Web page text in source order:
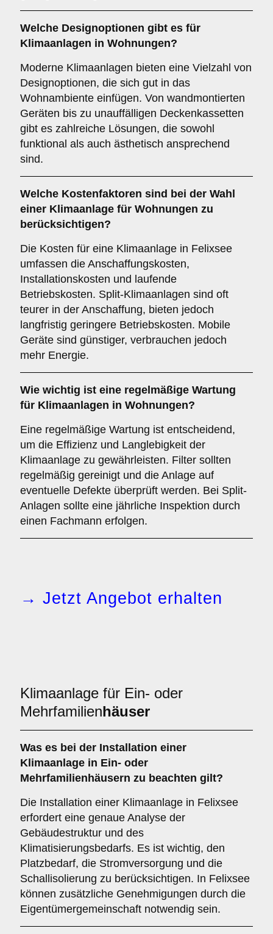
Welche Designoptionen gibt es für
Klimaanlagen in Wohnungen?
Moderne Klimaanlagen bieten eine Vielzahl von
Designoptionen, die sich gut in das
Wohnambiente einfügen. Von wandmontierten
Geräten bis zu unauffälligen Deckenkassetten
gibt es zahlreiche Lösungen, die sowohl
funktional als auch ästhetisch ansprechend
sind.
Welche Kostenfaktoren sind bei der Wahl
einer Klimaanlage für Wohnungen zu
berücksichtigen?
Die Kosten für eine Klimaanlage in Felixsee
umfassen die Anschaffungskosten,
Installationskosten und laufende
Betriebskosten. Split-Klimaanlagen sind oft
teurer in der Anschaffung, bieten jedoch
langfristig geringere Betriebskosten. Mobile
Geräte sind günstiger, verbrauchen jedoch
mehr Energie.
Wie wichtig ist eine regelmäßige Wartung
für Klimaanlagen in Wohnungen?
Eine regelmäßige Wartung ist entscheidend,
um die Effizienz und Langlebigkeit der
Klimaanlage zu gewährleisten. Filter sollten
regelmäßig gereinigt und die Anlage auf
eventuelle Defekte überprüft werden. Bei Split-
Anlagen sollte eine jährliche Inspektion durch
einen Fachmann erfolgen.
→ Jetzt Angebot erhalten
Klimaanlage für Ein- oder
Mehrfamilienhäuser
Was es bei der Installation einer
Klimaanlage in Ein- oder
Mehrfamilienhäusern zu beachten gilt?
Die Installation einer Klimaanlage in Felixsee
erfordert eine genaue Analyse der
Gebäudestruktur und des
Klimatisierungsbedarfs. Es ist wichtig, den
Platzbedarf, die Stromversorgung und die
Schallisolierung zu berücksichtigen. In Felixsee
können zusätzliche Genehmigungen durch die
Eigentümergemeinschaft notwendig sein.